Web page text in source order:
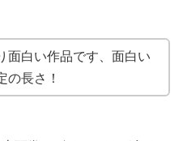
面白い作品です、面白い
長さ！